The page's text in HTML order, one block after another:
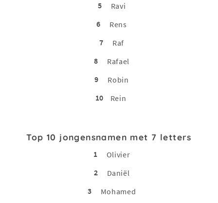
5
Ravi
6
Rens
7
Raf
8
Rafael
9
Robin
10
Rein
Top 10 jongensnamen met 7 letters
1
Olivier
2
Daniël
3
Mohamed